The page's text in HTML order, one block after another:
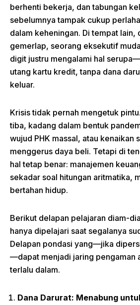
berhenti bekerja, dan tabungan
sebelumnya tampak cukup
dalam keheningan. Di tempat lain,
gemerlap, seorang eksekutif
digit justru mengalami hal
utang kartu kredit, tanpa dana
keluar.
Krisis tidak pernah mengetuk
tiba, kadang dalam bentuk
wujud PHK massal, atau kenaikan
menggerus daya beli. Tetapi di
hal tetap benar: manajemen
sekadar soal hitungan aritmatika,
bertahan hidup.
Berikut delapan pelajaran diam-
hanya dipelajari saat segalanya
Delapan pondasi yang—jika
—dapat menjadi jaring pengaman
terlalu dalam.
Dana Darurat: Menabung